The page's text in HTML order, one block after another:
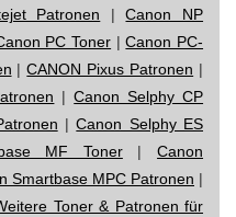
Patronen |Canon NP
PC Toner |Canon PC-
|CANON Pixus Patronen |
|Canon Selphy CP
|Canon Selphy ES
MF Toner|Canon
Smartbase MPC Patronen |
Toner & Patronen für